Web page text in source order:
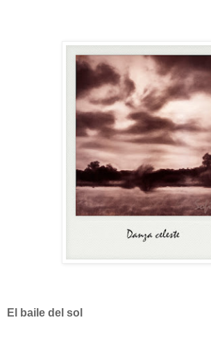
El baile del sol